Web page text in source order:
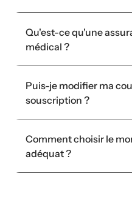
Qu'est-ce qu'une
médical ?
Puis-je modifier ma
souscription ?
Comment choisir le
adéquat ?